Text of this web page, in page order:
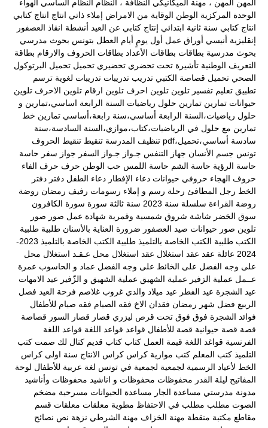
المهن المهن ، مهنة الميكانيكي النظافة ، النظام النظام الساسي
الهواء
الوحدة المركزية الوطن الوقاية من الامراض إملاء ذاتي انتاج انتاج كتابي
انتاج كتابي سنة ثانية ابتدائي إنتاج كتابي عن العيد أنشطة انقاذ العصفور
إنقليزية أنيسي أوراق عمل أول يومٍ أيام العطل بتونس بحوث مدرسي
بحوث مدرسية بطاقات بطاقات الأعداد بطاقات الحروف والارقام بطاقة
التعريف الوطنية تأشيرة تحت تحضري تحضيري تحميل تحميل البرتوكول
الصحي تحميل قصاصة الكتبي تدريب تدريبات تدريبات لغوية ترسم
تطبيق تعليم تفسير تلوين تلوين احرف تلوين ارقام تلوين الاحرف تلوين
حيوانات تمارين تمارين حلول رياضيات السنة الرابعة اساسي،تمارين و
حلول رياضيات،السنة الرابعة أساسي،سنة رابعة،أساسي تمارين خط
تمارين مع حلول في الرياضيات،كتاب،موازي،السنة السادسة،سنة
سادسة أساسي،تحميل،pdf
تنظيف المدرسة تنقيط تنقيط الحروف
تونس جسم الأنسان جهاز التنفس جـواز جـواز السفر جواز سفر حاسة
حاسة الرؤية حاسة الشم حاسة اللمس حب الوطن حرف حرف الفاء
حروف الهجاء حروفي حيوانات دعاء الإفطار دعاء الطفل دفتر دفتر
الخط رجل المطافئ رحلة رسم و إملاء رسومات رفيف رمضان روضة
روضة القراءة سلسلة سنة 2023 سنة ثالثة سورة سورة الكافرون
سوق الخضر شاشة شروق شمسية وقمرية شهادة عمل صور صور
تلوين صور حيوانات صيد العصفور ضرورة العناية بالأسنان طلبية طلبية
الكتب طلبية الكتب الخاصة بالتلميذ
طلبية الكتب الخاصة بالتلميذ 2023-
2024 عائلة عقد عقد استغلال عقد استغلال محل عـقـد استغلال محل
على وجه الفضل على الخائط على وجه الفضل عماد و الحاسوب عمرة
عــمل عملية الزفير عملية الشهيق عملية الشهيق و الزّفير عيد الامهات
عيد الشجرة عيد الفطر عيد ميلاد والدي غروب غلاصم فرحة العيد فصل
الربيع فضل شهر رمضان فقدان الاخ فقه الصيام فقه صيام للأطفال
فوائد الشجرة فوق فوق تحت قرص ليزري قصار قصار السور قصاصة
قصة قصة حيوانية قصة للأطفال قواعد قواعد اللغة قواعد اللغة
الفرنسية قواغد اللغة قيمة العمل كتاب كتاب قديم كتال لك صمت كتب
التلميذ كتب المعلم كتب موازية كراس كراس الانتاج سنة اولى كراس
الخط لأعياد الرسمية لجمعية لجمعية في تونس لغة عربية للأطفال لوحة
المفاتيح ليلة القدر محفوظات محفوظات و اناشيد محفوظات وأناشيد
مدونة مدرستي مساعدة الجار مساعدة الحيوانات مسرحية مضخم
الصوت مطلب مطلب في الاحتفاظ مطوية معلقات معلقات قسم
مقاطع مكتبة منقطة مهنة الخزاف مهنة الشرطي نزهة نص نصائح